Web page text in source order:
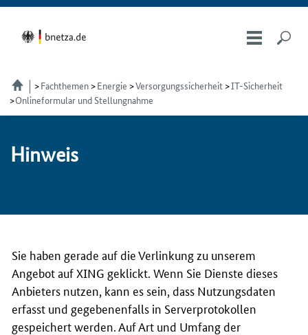
Fachthemen Energie Versorgungssicherheit
IT-Sicherheit
Onlineformular und Stellungnahme
Hin­weis
Sie haben gerade auf die Verlinkung zu unserem
Angebot auf XING geklickt. Wenn Sie Dienste dieses
Anbieters nutzen, kann es sein, dass Nutzungsdaten
erfasst und gegebenenfalls in Serverprotokollen
gespeichert werden. Auf Art und Umfang der